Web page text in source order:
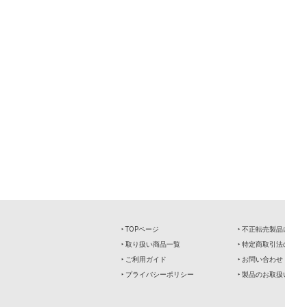
‣ TOPページ
‣ 取り扱い商品一覧
‣ ご利用ガイド
‣ プライバシーポリシー
‣ 不正転売製
‣ 特定商取引法
‣ お問い合わせ
‣ 製品のお取